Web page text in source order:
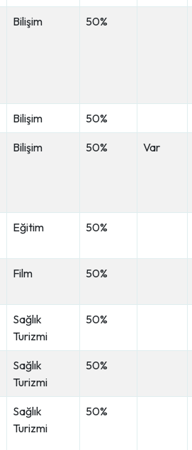
Bilişim 50%
Bilişim 50%
Bilişim 50% Var
Eğitim 50%
Film 50%
Sağlık
Turizmi
50%
Sağlık
Turizmi
50%
Sağlık
Turizmi
50%